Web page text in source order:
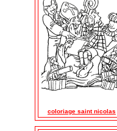
coloriage saint nicolas